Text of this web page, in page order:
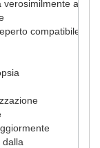
al
compatibile
dalla